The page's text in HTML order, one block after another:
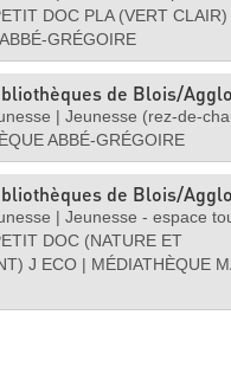
DOC PLA (VERT CLAIR)
GRÉGOIRE
de Blois/
| Jeunesse (rez-de-
ABBÉ-GRÉGOIRE
de Blois/
| Jeunesse - espace
DOC (NATURE ET
J ECO | MÉDIATHÈQUE